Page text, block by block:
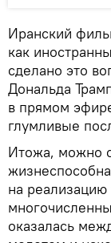
Иранский
как
сделано это
Дональда
в прямом
глумливые
Итожа, можно
на реализацию
оказалась